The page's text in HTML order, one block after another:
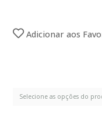
Adicionar aos